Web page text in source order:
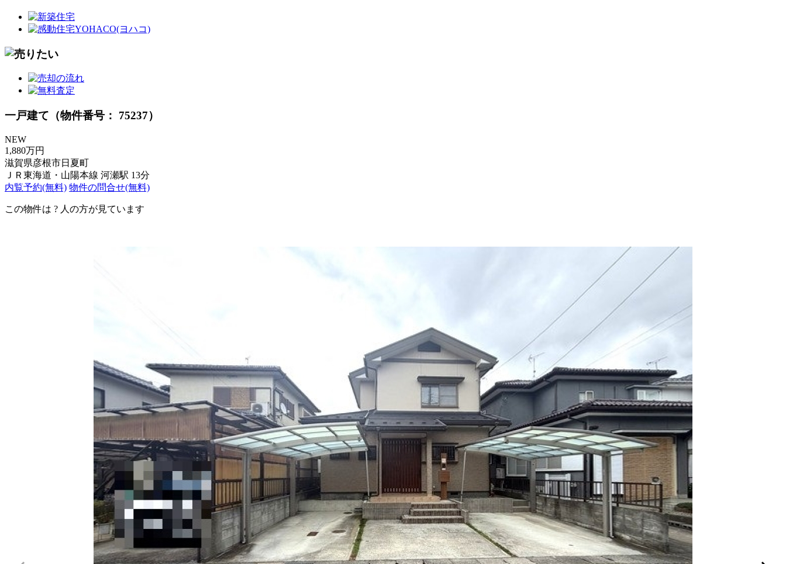
一戸建て（物件番号： 75237）
NEW
1,880万円
滋賀県彦根市日夏町
ＪＲ東海道・山陽本線 河瀬駅 13分
内覧予約(無料) 物件の問合せ(無料)
この物件は ? 人の方が見ています